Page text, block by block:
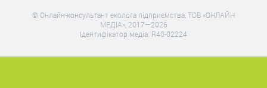
© Онлайн-консультант еколога підприємства, ТОВ «ОНЛАЙН
МЕДІА», 2017—2026
Ідентифікатор медіа: R40-02224